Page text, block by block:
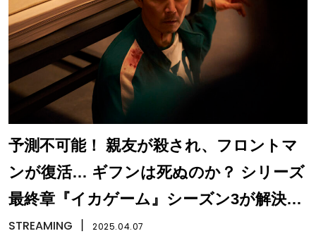
予測不可能！ 親友が殺され、フロントマ
ンが復活… ギフンは死ぬのか？ シリーズ
最終章『イカゲーム』シーズン3が解決す
べき5つの問題
STREAMING 2025.04.07